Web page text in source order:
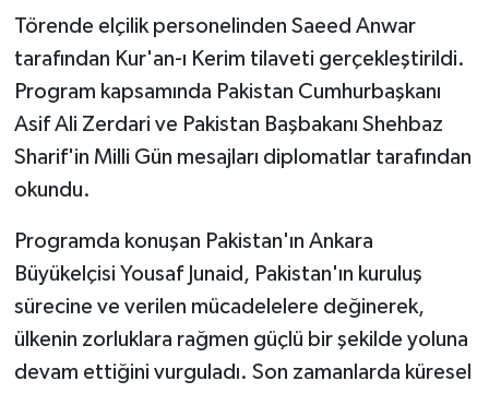
Törende elçilik personelinden Saeed Anwar
tarafından Kur'an-ı Kerim tilaveti gerçekleştirildi.
Program kapsamında Pakistan Cumhurbaşkanı
Asif Ali Zerdari ve Pakistan Başbakanı Shehbaz
Sharif'in Milli Gün mesajları diplomatlar tarafından
okundu.
Programda konuşan Pakistan'ın Ankara
Büyükelçisi Yousaf Junaid, Pakistan'ın kuruluş
sürecine ve verilen mücadelelere değinerek,
ülkenin zorluklara rağmen güçlü bir şekilde yoluna
devam ettiğini vurguladı. Son zamanlarda küresel